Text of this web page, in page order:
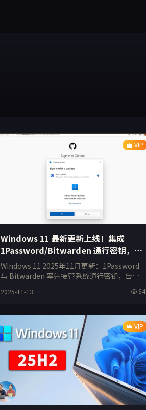
VIP
Windows 11 最新更新上线！集成
1Password/Bitwarden 通行密钥，彻
底摆脱系统密钥限制
Windows 11 2025年11月更新：1Password
与 Bitwarden 率先接管系统通行密钥，告别
2025-11-13 64
VIP